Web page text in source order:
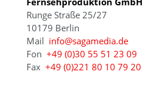
Runge Straße 25/27
10179 Berlin
Mail info@sagamedia.de
Fon +49 (0)30 55 51 23 09
Fax +49 (0)221 80 10 79 20